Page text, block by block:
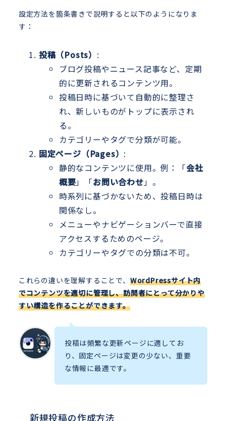
設定方法を箇条書きで説明すると以下のようになりま
す：
投稿（Posts） :
ブログ投稿やニュース記事など、定期
的に更新されるコンテンツ用。
投稿日時に基づいて自動的に整理さ
れ、新しいものがトップに表示され
る。
カテゴリーやタグで分類が可能。
固定ページ（Pages） :
静的なコンテンツに使用。例：「会社
概要」「お問い合わせ」。
時系列に基づかないため、投稿日時は
関係なし。
メニューやナビゲーションバーで直接
アクセスするためのページ。
カテゴリーやタグでの分類は不可。
これらの違いを理解することで、 WordPressサイト内
でコンテンツを適切に管理し、訪問者にとって分かりや
すい構造を作ることができます。
投稿は頻繁な更新ページに適してお
り、固定ページは変更の少ない、重要
な情報に最適です。
新規投稿の作成方法